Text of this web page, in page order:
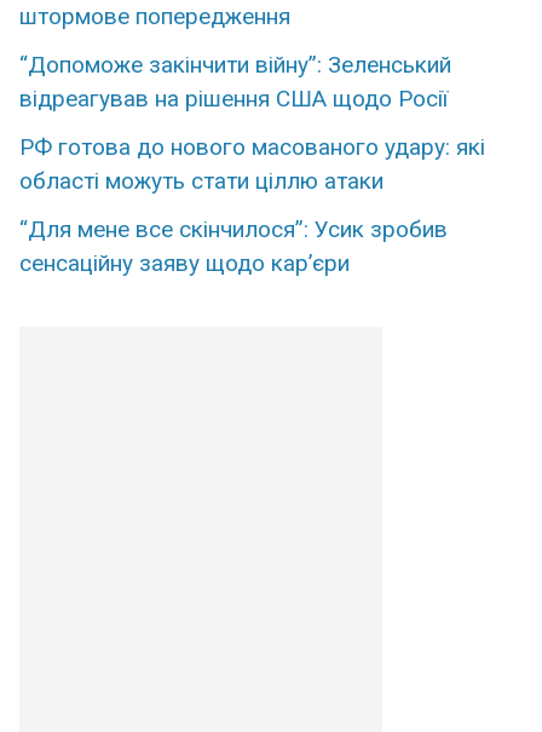
штормове попередження
“Допоможе закінчити війну”: Зеленський
відреагував на рішення США щодо Росії
РФ готова до нового масованого удару: які
області можуть стати ціллю атаки
“Для мене все скінчилося”: Усик зробив
сенсаційну заяву щодо кар’єри